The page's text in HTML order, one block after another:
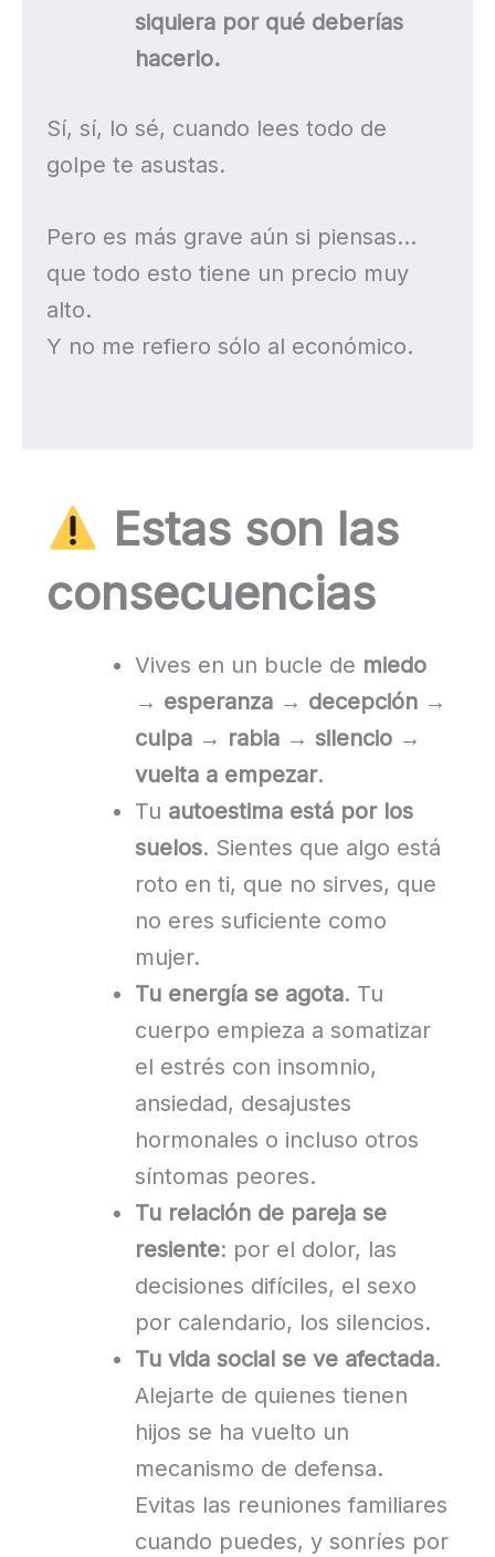
siquiera por qué deberías
hacerlo.
Sí, sí, lo sé, cuando lees todo de
golpe te asustas.
Pero es más grave aún si piensas…
que todo esto tiene un precio muy
alto.
Y no me refiero sólo al económico.
Estas son las
consecuencias
Vives en un bucle de miedo
→ esperanza → decepción →
culpa → rabia → silencio →
vuelta a empezar.
Tu autoestima está por los
suelos. Sientes que algo está
roto en ti, que no sirves, que
no eres suficiente como
mujer.
Tu energía se agota. Tu
cuerpo empieza a somatizar
el estrés con insomnio,
ansiedad, desajustes
hormonales o incluso otros
síntomas peores.
Tu relación de pareja se
resiente: por el dolor, las
decisiones difíciles, el sexo
por calendario, los silencios.
Tu vida social se ve afectada.
Alejarte de quienes tienen
hijos se ha vuelto un
mecanismo de defensa.
Evitas las reuniones familiares
cuando puedes, y sonríes por